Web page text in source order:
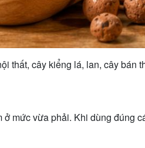
thất, cây kiểng lá, lan, cây
mức vừa phải. Khi dùng đúng